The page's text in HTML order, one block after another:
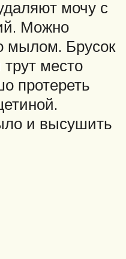
мочу с
Можно
мылом. Брусок
место
протереть
и высушить